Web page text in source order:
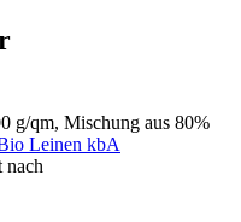
g/qm, Mischung aus 80%
Leinen kbA
nach